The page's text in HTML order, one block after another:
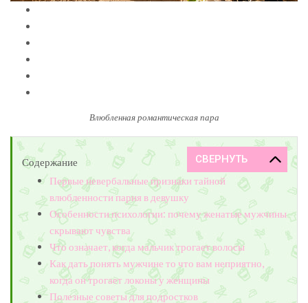
Влюбленная романтическая пара
Содержание
Первые невербальные признаки тайной
влюбленности парня в девушку
Особенности психологии: почему женатые мужчины
скрывают чувства
Что означает, когда мальчик трогает волосы
Как дать понять мужчине то что вам неприятно,
когда он трогает локоны у женщины
Полезные советы для подростков